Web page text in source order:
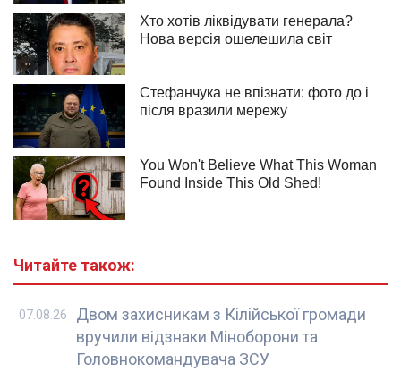
Читайте також:
Двом захисникам з Кілійської громади
вручили відзнаки Міноборони та
Головнокомандувача ЗСУ
07.08.26